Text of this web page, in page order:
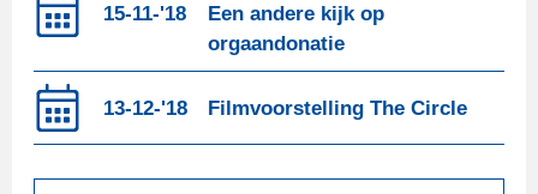
15-11-'18
Een andere kijk op
orgaandonatie
13-12-'18 Filmvoorstelling The Circle